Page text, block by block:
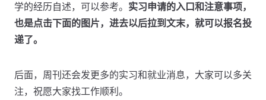
学的经历自述，可以参考。 实习申请的入口和注意事项，
也是点击下面的图片，进去以后拉到文末，就可以报名投
递了。
后面，周刊还会发更多的实习和就业消息，大家可以多关
注，祝愿大家找工作顺利。